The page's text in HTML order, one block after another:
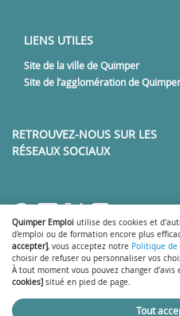
LIENS UTILES
Site de la ville de Quimper
Site de l’agglomération de Quimper
RETROUVEZ-NOUS SUR LES
RÉSEAUX SOCIAUX
Gérer mes cookies
Conditions générales d'utilisation
contacter- ©
Quimper Emploi utilise des cookies et
d'emploi ou de formation encore plus
accepter], vous acceptez notre Politique
choisir de refuser ou personnaliser vos
À tout moment vous pouvez changer
cookies] situé en pied de page.
Tout